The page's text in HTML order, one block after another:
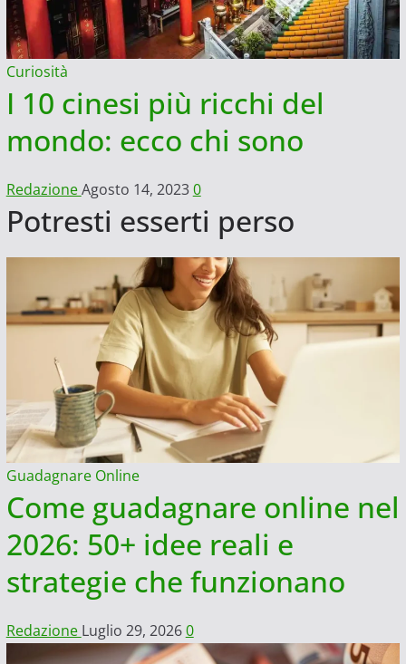
Curiosità
I 10 cinesi più ricchi del
mondo: ecco chi sono
RedazioneAgosto 14, 20230
Potresti esserti perso
Guadagnare Online
Come guadagnare online nel
2026: 50+ idee reali e
strategie che funzionano
Redazione Luglio 29, 20260